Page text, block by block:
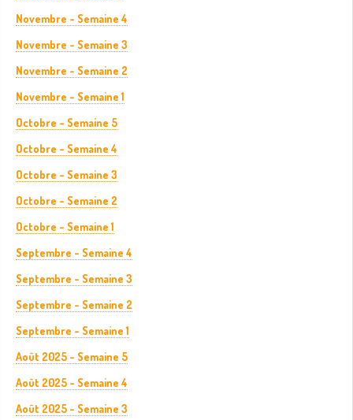
Novembre - Semaine 4
Novembre - Semaine 3
Novembre - Semaine 2
Novembre - Semaine 1
Octobre - Semaine 5
Octobre - Semaine 4
Octobre - Semaine 3
Octobre - Semaine 2
Octobre - Semaine 1
Septembre - Semaine 4
Septembre - Semaine 3
Septembre - Semaine 2
Septembre - Semaine 1
Août 2025 - Semaine 5
Août 2025 - Semaine 4
Août 2025 - Semaine 3